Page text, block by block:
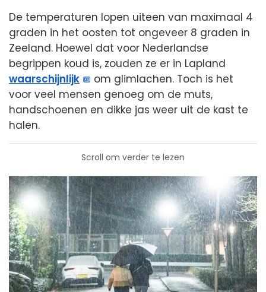
De temperaturen lopen uiteen van maximaal 4
graden in het oosten tot ongeveer 8 graden in
Zeeland. Hoewel dat voor Nederlandse
begrippen koud is, zouden ze er in Lapland
waarschijnlijk
om glimlachen. Toch is het
voor veel mensen genoeg om de muts,
handschoenen en dikke jas weer uit de kast te
halen.
Scroll om verder te lezen